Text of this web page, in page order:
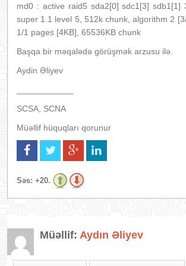
md0 : active raid5 sda2[0] sdc1[3] sdb1[1]
super 1.1 level 5, 512k chunk, algorithm 2
1/1 pages [4KB], 65536KB chunk
Başqa bir məqalədə görüşmək arzusu ilə.
Aydin Əliyev
SCSA, SCNA
Müəllif hüquqları qorunur
Səs: +20.
Müəllif: Aydın Əliyev